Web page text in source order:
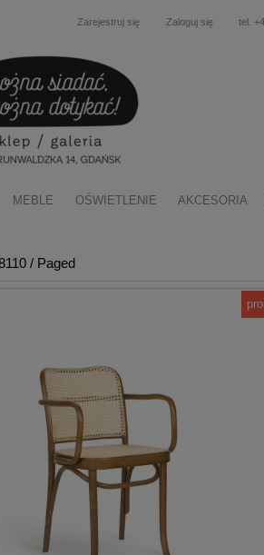
Zarejestruj się Zaloguj się tel.
MEBLE OŚWIETLENIE AKCESORIA
/ Paged